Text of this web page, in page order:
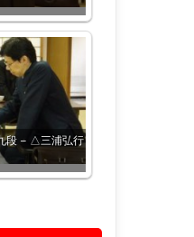
段 – △三浦弘行